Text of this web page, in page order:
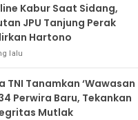
Kabur Saat Sidang,
JPU Tanjung Perak
Hartono
lalu
TNI Tanamkan ‘Wawasan
Perwira Baru, Tekankan
Mutlak